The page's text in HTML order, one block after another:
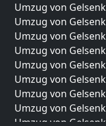
Umzug von
Umzug von
Umzug von
Umzug von
Umzug von
Umzug von
Umzug von
Umzug von
Umzug von